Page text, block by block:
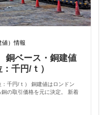
値）情報
銅ベース・銅建値
千円/ｔ）
千円/ｔ） 銅建値はロンドン
の取引価格を元に決定。 新着